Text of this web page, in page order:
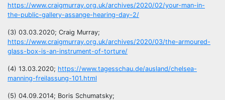
https://www.craigmurray.org.uk/archives/2020/02/your-man-in-
the-public-gallery-assange-hearing-day-2/
(3) 03.03.2020; Craig Murray;
https://www.craigmurray.org.uk/archives/2020/03/the-armoured-
glass-box-is-an-instrument-of-torture/
(4) 13.03.2020; https://www.tagesschau.de/ausland/chelsea-
manning-freilassung-101.html
(5) 04.09.2014; Boris Schumatsky;